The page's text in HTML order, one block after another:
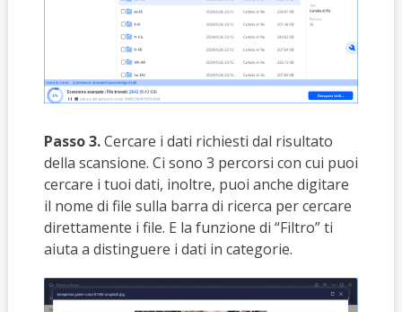
Passo 3.Cercare i dati richiesti dal risultato
della scansione. Ci sono 3 percorsi con cui puoi
cercare i tuoi dati, inoltre, puoi anche digitare
il nome di file sulla barra di ricerca per cercare
direttamente i file. E la funzione di “Filtro” ti
aiuta a distinguere i dati in categorie.